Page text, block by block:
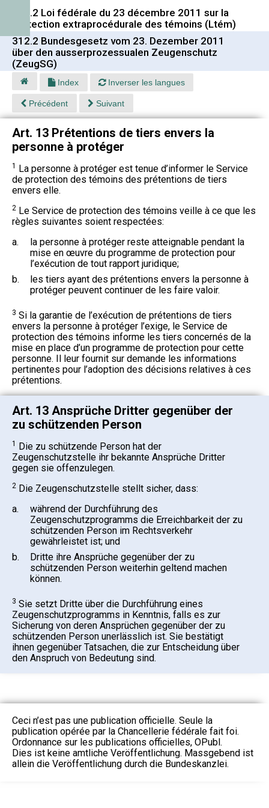
312.2 Loi fédérale du 23 décembre 2011 sur la
protection extraprocédurale des témoins (Ltém)
312.2 Bundesgesetz vom 23. Dezember 2011
über den ausserprozessualen Zeugenschutz
(ZeugSG)
Index Inverser les langues
Précédent Suivant
Art. 13 Prétentions de tiers envers la
personne à protéger
1 La personne à protéger est tenue d’informer le Service
de protection des témoins des prétentions de tiers
envers elle.
2 Le Service de protection des témoins veille à ce que les
règles suivantes soient respectées:
a.
la personne à protéger reste atteignable pendant la
mise en œuvre du programme de protection pour
l’exécution de tout rapport juridique;
b.
les tiers ayant des prétentions envers la personne à
protéger peuvent continuer de les faire valoir.
3 Si la garantie de l’exécution de prétentions de tiers
envers la personne à protéger l’exige, le Service de
protection des témoins informe les tiers concernés de la
mise en place d’un programme de protection pour cette
personne. Il leur fournit sur demande les informations
pertinentes pour l’adoption des décisions relatives à ces
prétentions.
Art. 13 Ansprüche Dritter gegenüber der
zu schützenden Person
1 Die zu schützende Person hat der
Zeugenschutzstelle ihr bekannte Ansprüche Dritter
gegen sie offenzulegen.
2 Die Zeugenschutzstelle stellt sicher, dass:
a.
während der Durchführung des
Zeugenschutzprogramms die Erreichbarkeit der zu
schützenden Person im Rechtsverkehr
gewährleistet ist; und
b.
Dritte ihre Ansprüche gegenüber der zu
schützenden Person weiterhin geltend machen
können.
3 Sie setzt Dritte über die Durchführung eines
Zeugenschutzprogramms in Kenntnis, falls es zur
Sicherung von deren Ansprüchen gegenüber der zu
schützenden Person unerlässlich ist. Sie bestätigt
ihnen gegenüber Tatsachen, die zur Entscheidung über
den Anspruch von Bedeutung sind.
Ceci n’est pas une publication officielle. Seule la
publication opérée par la Chancellerie fédérale fait foi.
Ordonnance sur les publications officielles, OPubl.
Dies ist keine amtliche Veröffentlichung. Massgebend ist
allein die Veröffentlichung durch die Bundeskanzlei.